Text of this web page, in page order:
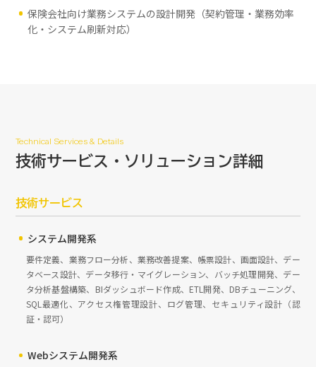
保険会社向け業務システムの設計開発（契約管理・業務効率
化・システム刷新対応）
Technical Services & Details
技術サービス・ ソリューション詳細
技術サービス
システム開発系
要件定義、業務フロー分析、業務改善提案、帳票設計、画面設計、デー
タベース設計、データ移行・マイグレーション、バッチ処理開発、デー
タ分析基盤構築、BIダッシュボード作成、ETL開発、DBチューニング、
SQL最適化、アクセス権管理設計、ログ管理、セキュリティ設計（認
証・認可）
Webシステム開発系